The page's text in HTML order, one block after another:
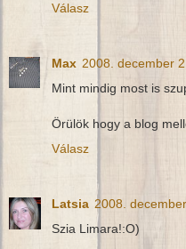
Válasz
Max 2008. december
Mint mindig most is
Örülök hogy a blog
Válasz
Latsia 2008.
Szia Limara!:O)